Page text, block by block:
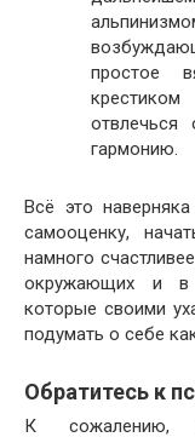
простое
отвлечься
гармонию.
Всё это
самооценку,
намного
окружающих и в
которые своими
подумать о себе
Обратитесь к
К сожалению,